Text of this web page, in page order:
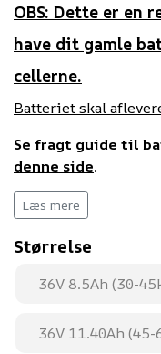
OBS: Dette er en
have dit gamle
cellerne.
Batteriet skal
Se fragt guide til
denne side.
OBS: Batteri
deaktiveret.
stadigvæk vise
Læs mere
Størrelse
36V 8.5Ah (30-
36V 11.40Ah (45-